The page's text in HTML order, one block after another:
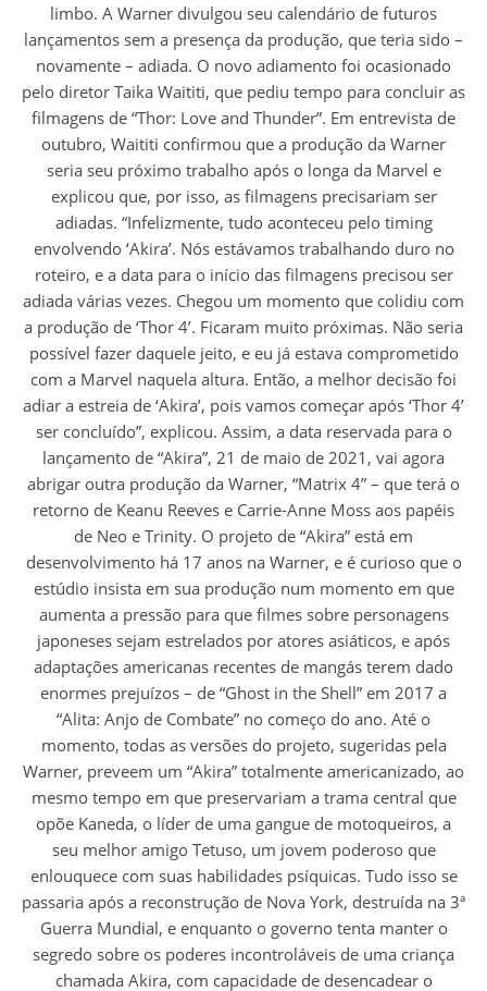
limbo. A Warner divulgou seu calendário de futuros
lançamentos sem a presença da produção, que teria sido –
novamente – adiada. O novo adiamento foi ocasionado
pelo diretor Taika Waititi, que pediu tempo para concluir as
filmagens de “Thor: Love and Thunder”. Em entrevista de
outubro, Waititi confirmou que a produção da Warner
seria seu próximo trabalho após o longa da Marvel e
explicou que, por isso, as filmagens precisariam ser
adiadas. “Infelizmente, tudo aconteceu pelo timing
envolvendo ‘Akira’. Nós estávamos trabalhando duro no
roteiro, e a data para o início das filmagens precisou ser
adiada várias vezes. Chegou um momento que colidiu com
a produção de ‘Thor 4’. Ficaram muito próximas. Não seria
possível fazer daquele jeito, e eu já estava comprometido
com a Marvel naquela altura. Então, a melhor decisão foi
adiar a estreia de ‘Akira’, pois vamos começar após ‘Thor 4’
ser concluído”, explicou. Assim, a data reservada para o
lançamento de “Akira”, 21 de maio de 2021, vai agora
abrigar outra produção da Warner, “Matrix 4” – que terá o
retorno de Keanu Reeves e Carrie-Anne Moss aos papéis
de Neo e Trinity. O projeto de “Akira” está em
desenvolvimento há 17 anos na Warner, e é curioso que o
estúdio insista em sua produção num momento em que
aumenta a pressão para que filmes sobre personagens
japoneses sejam estrelados por atores asiáticos, e após
adaptações americanas recentes de mangás terem dado
enormes prejuízos – de “Ghost in the Shell” em 2017 a
“Alita: Anjo de Combate” no começo do ano. Até o
momento, todas as versões do projeto, sugeridas pela
Warner, preveem um “Akira” totalmente americanizado, ao
mesmo tempo em que preservariam a trama central que
opõe Kaneda, o líder de uma gangue de motoqueiros, a
seu melhor amigo Tetuso, um jovem poderoso que
enlouquece com suas habilidades psíquicas. Tudo isso se
passaria após a reconstrução de Nova York, destruída na 3ª
Guerra Mundial, e enquanto o governo tenta manter o
segredo sobre os poderes incontroláveis de uma criança
chamada Akira, com capacidade de desencadear o